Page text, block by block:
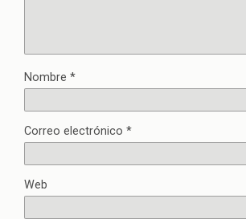
Nombre *
Correo electrónico *
Web